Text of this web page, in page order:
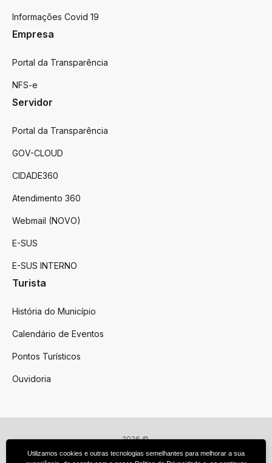
Informações Covid 19
Empresa
Portal da Transparência
NFS-e
Servidor
Portal da Transparência
GOV-CLOUD
CIDADE360
Atendimento 360
Webmail (NOVO)
E-SUS
E-SUS INTERNO
Turista
História do Município
Calendário de Eventos
Pontos Turísticos
Ouvidoria
2026 ©
Todos os direitos reservados.
Utilizamos cookies e outras tecnologias semelhantes para melhorar a sua